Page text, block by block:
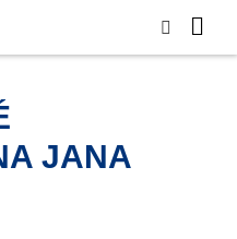
JANA